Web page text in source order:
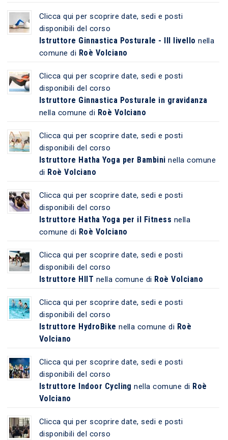
Clicca qui per scoprire date, sedi e posti
disponibili del corso
Istruttore Ginnastica Posturale - III livello nella
comune di Roè Volciano
Clicca qui per scoprire date, sedi e posti
disponibili del corso
Istruttore Ginnastica Posturale in gravidanza
nella comune di Roè Volciano
Clicca qui per scoprire date, sedi e posti
disponibili del corso
Istruttore Hatha Yoga per Bambini nella comune
di Roè Volciano
Clicca qui per scoprire date, sedi e posti
disponibili del corso
Istruttore Hatha Yoga per il Fitness nella
comune di Roè Volciano
Clicca qui per scoprire date, sedi e posti
disponibili del corso
Istruttore HIIT nella comune di Roè Volciano
Clicca qui per scoprire date, sedi e posti
disponibili del corso
Istruttore HydroBike nella comune di Roè
Volciano
Clicca qui per scoprire date, sedi e posti
disponibili del corso
Istruttore Indoor Cycling nella comune di Roè
Volciano
Clicca qui per scoprire date, sedi e posti
disponibili del corso